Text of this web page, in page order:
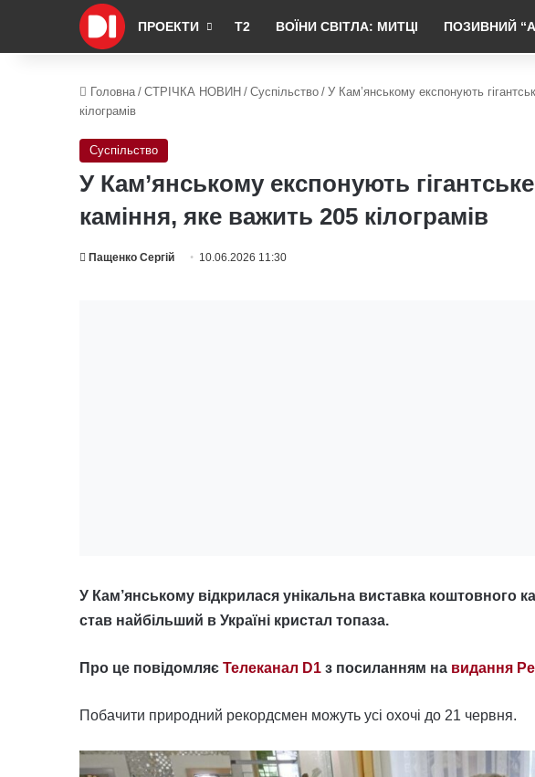
ПРОЕКТИ Т2 ВОЇНИ СВІТЛА: МИТЦІ ПОЗИВНИЙ
Головна / СТРІЧКА НОВИН / Суспільство / У Кам’янському експонують
кілограмів
Суспільство
У Кам’янському експонують
каміння, яке важить 205 кілограмів
Пащенко Сергій 10.06.2026 11:30
У Кам’янському відкрилася унікальна виставка коштовного
став найбільший в Україні кристал топаза.
Про це повідомляє Телеканал D1 з посиланням на видання
Побачити природний рекордсмен можуть усі охочі до 21 червня.